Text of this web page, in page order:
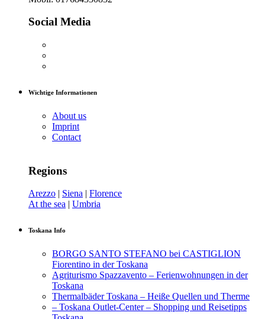
Social Media
Wichtige Informationen
About us
Imprint
Contact
Regions
Arezzo | Siena | Florence
At the sea | Umbria
Toskana Info
BORGO SANTO STEFANO bei CASTIGLION
Fiorentino in der Toskana
Agriturismo Spazzavento – Ferienwohnungen in der
Toskana
Thermalbäder Toskana – Heiße Quellen und Therme
– Toskana Outlet-Center – Shopping und Reisetipps